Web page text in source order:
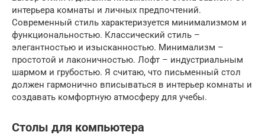
интерьера комнаты и личных предпочтений.
Современный стиль характеризуется минимализмом и
функциональностью. Классический стиль –
элегантностью и изысканностью. Минимализм –
простотой и лаконичностью. Лофт – индустриальным
шармом и грубостью. Я считаю, что письменный стол
должен гармонично вписываться в интерьер комнаты и
создавать комфортную атмосферу для учебы.
Столы для компьютера